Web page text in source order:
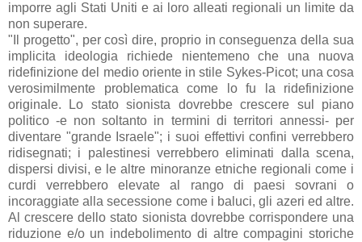
imporre agli Stati Uniti e ai loro alleati regionali un limite da
non superare.
"Il progetto", per così dire, proprio in conseguenza della sua
implicita ideologia richiede nientemeno che una nuova
ridefinizione del medio oriente in stile Sykes-Picot; una cosa
verosimilmente problematica come lo fu la ridefinizione
originale. Lo stato sionista dovrebbe crescere sul piano
politico -e non soltanto in termini di territori annessi- per
diventare "grande Israele"; i suoi effettivi confini verrebbero
ridisegnati; i palestinesi verrebbero eliminati dalla scena,
dispersi divisi, e le altre minoranze etniche regionali come i
curdi verrebbero elevate al rango di paesi sovrani o
incoraggiate alla secessione come i baluci, gli azeri ed altre.
Al crescere dello stato sionista dovrebbe corrispondere una
riduzione e/o un indebolimento di altre compagini storiche